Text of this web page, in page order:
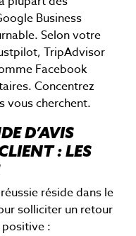
Business
Selon votre
TripAdvisor
Facebook
Concentrez
vous cherchent.
D’AVIS
: LES
réside dans le
solliciter un retour
: